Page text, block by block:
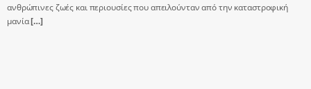
ανθρώπινες ζωές και περιουσίες που απειλούνταν από την καταστροφική
μανία[…]